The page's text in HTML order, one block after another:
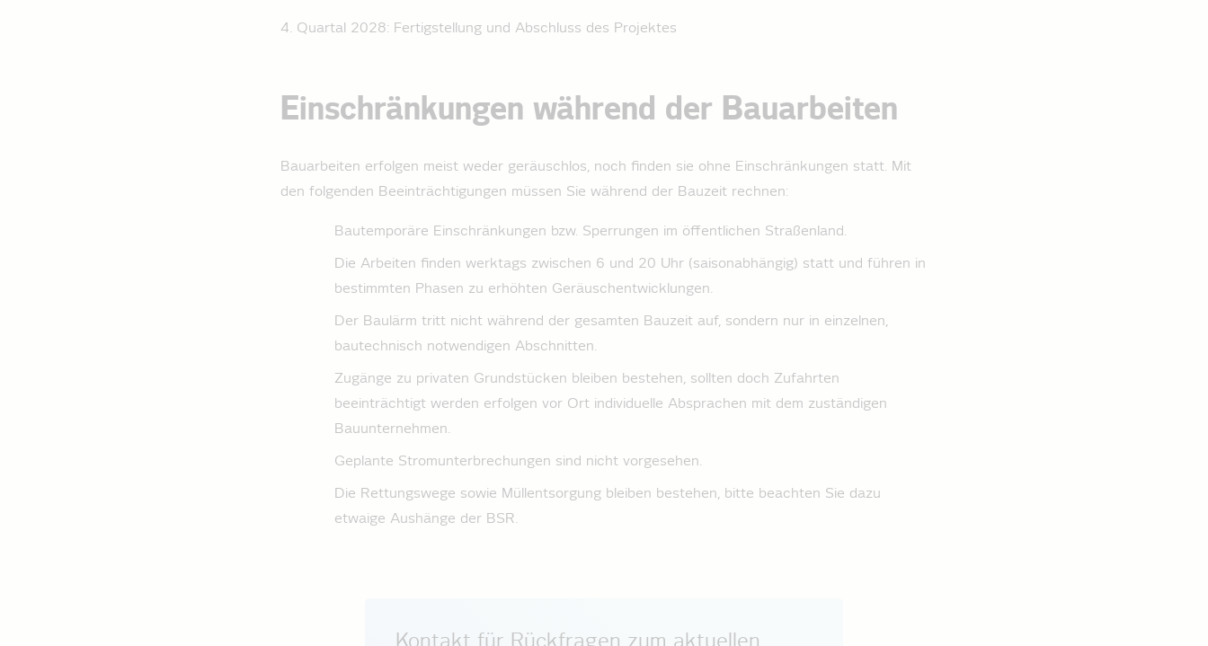
4. Quartal 2028: Fertigstellung und Abschluss des Projektes
Einschränkungen während der Bauarbeiten
Bauarbeiten erfolgen meist weder geräuschlos, noch finden sie ohne Einschränkungen statt. Mit
den folgenden Beeinträchtigungen müssen Sie während der Bauzeit rechnen:
Bautemporäre Einschränkungen bzw. Sperrungen im öffentlichen Straßenland.
Die Arbeiten finden werktags zwischen 6 und 20 Uhr (saisonabhängig) statt und führen in
bestimmten Phasen zu erhöhten Geräuschentwicklungen.
Der Baulärm tritt nicht während der gesamten Bauzeit auf, sondern nur in einzelnen,
bautechnisch notwendigen Abschnitten.
Zugänge zu privaten Grundstücken bleiben bestehen, sollten doch Zufahrten
beeinträchtigt werden erfolgen vor Ort individuelle Absprachen mit dem zuständigen
Bauunternehmen.
Geplante Stromunterbrechungen sind nicht vorgesehen.
Die Rettungswege sowie Müllentsorgung bleiben bestehen, bitte beachten Sie dazu
etwaige Aushänge der BSR.